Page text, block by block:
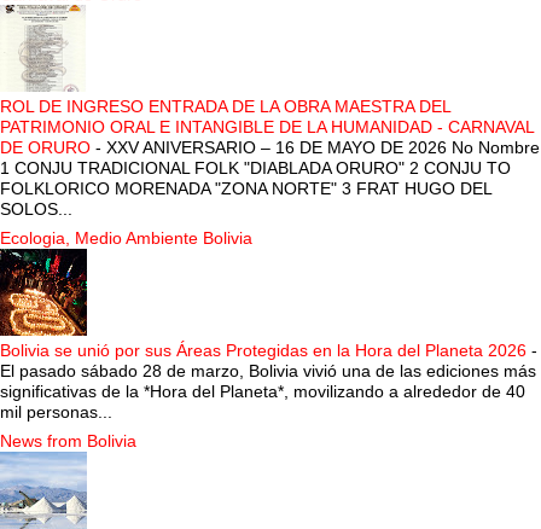
ROL DE INGRESO ENTRADA DE LA OBRA MAESTRA DEL
PATRIMONIO ORAL E INTANGIBLE DE LA HUMANIDAD - CARNAVAL
DE ORURO - XXV ANIVERSARIO – 16 DE MAYO DE 2026 No Nombre
1 CONJU TRADICIONAL FOLK "DIABLADA ORURO" 2 CONJU TO
FOLKLORICO MORENADA "ZONA NORTE" 3 FRAT HUGO DEL
SOLOS...
Ecologia, Medio Ambiente Bolivia
Bolivia se unió por sus Áreas Protegidas en la Hora del Planeta 2026 -
El pasado sábado 28 de marzo, Bolivia vivió una de las ediciones más
significativas de la *Hora del Planeta*, movilizando a alrededor de 40
mil personas...
News from Bolivia